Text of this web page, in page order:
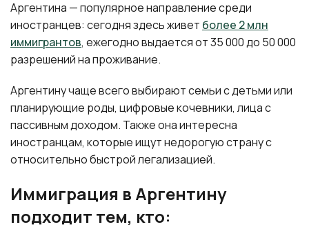
Аргентина — популярное направление среди
иностранцев: сегодня здесь живет более 2 млн
иммигрантов, ежегодно выдается от 35 000 до 50 000
разрешений на проживание.
Аргентину чаще всего выбирают семьи с детьми или
планирующие роды, цифровые кочевники, лица с
пассивным доходом. Также она интересна
иностранцам, которые ищут недорогую страну с
относительно быстрой легализацией.
Иммиграция в Аргентину
подходит тем, кто: